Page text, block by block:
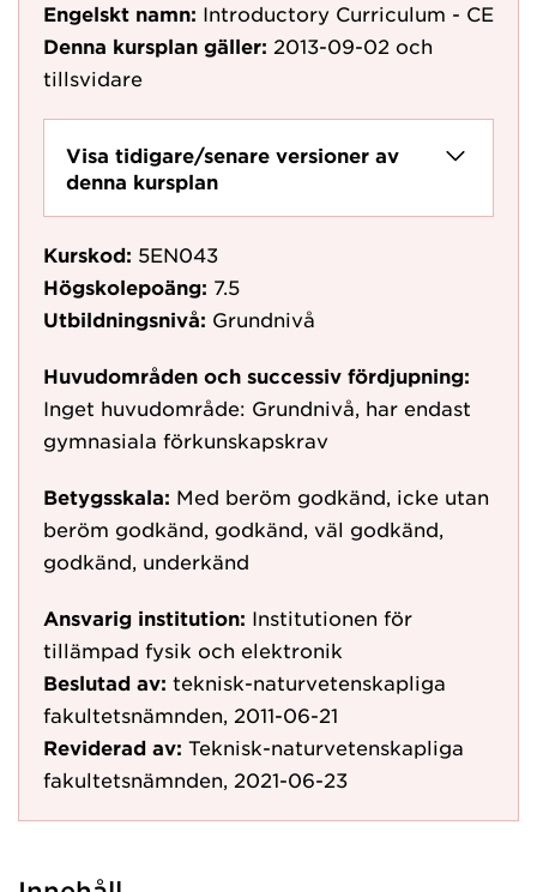
Engelskt namn: Introductory Curriculum - CE
Denna kursplan gäller: 2013-09-02 och
tillsvidare
Visa tidigare/senare versioner av
denna kursplan
Kurskod: 5EN043
Högskolepoäng: 7.5
Utbildningsnivå: Grundnivå
Huvudområden och successiv fördjupning:
Inget huvudområde: Grundnivå, har endast
gymnasiala förkunskapskrav
Betygsskala: Med beröm godkänd, icke utan
beröm godkänd, godkänd, väl godkänd,
godkänd, underkänd
Ansvarig institution: Institutionen för
tillämpad fysik och elektronik
Beslutad av: teknisk-naturvetenskapliga
fakultetsnämnden, 2011-06-21
Reviderad av: Teknisk-naturvetenskapliga
fakultetsnämnden, 2021-06-23